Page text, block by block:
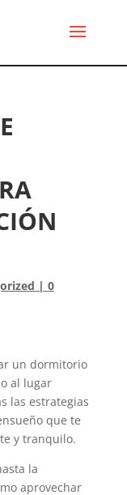
| 0
un dormitorio
al lugar
las estrategias
que te
y tranquilo.
la
aprovechar